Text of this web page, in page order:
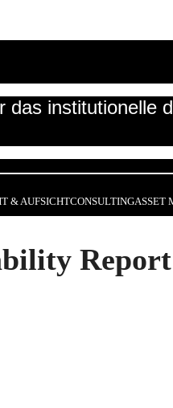
das institutionelle
& AUFSICHTCONSULTINGASSET
Report